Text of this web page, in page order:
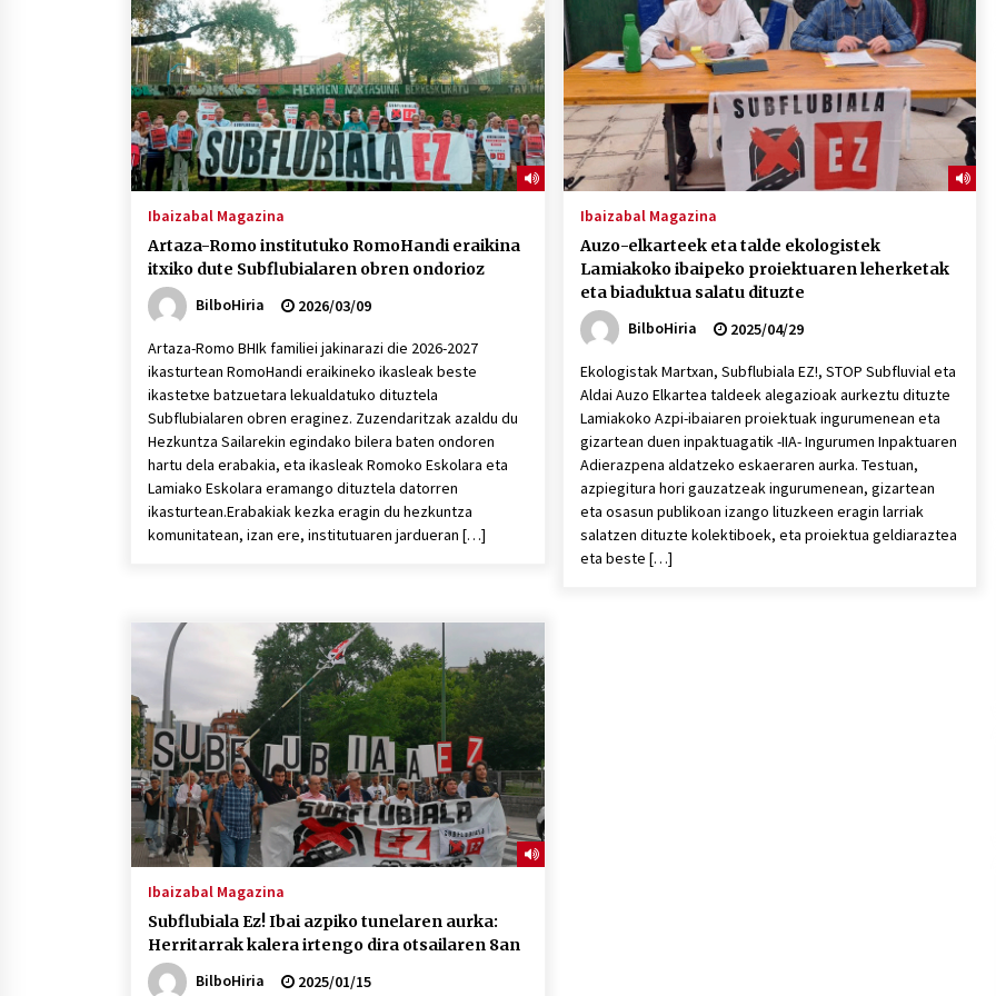
protagonista
2026/07/16
POTTO: San Pedro jaietako bertso-
saioa
2026/07/09
Larunbatean Plentziako Itsas
Martxa ospatuko da
2026/07/07
Auritz Iñurrietaren margoak
ikusgai Uribitarte40 aretoan
SOINUGELA: Paul McCartney eta
Ringo Starr-en lan berriak
Ibaizabal Magazina
Artaza-Romo institutuko RomoHandi eraikina
itxiko dute Subflubialaren obren ondorioz
BilboHiria
2026/03/09
Artaza-Romo BHIk familiei jakinarazi die 2026-2027
ikasturtean RomoHandi eraikineko ikasleak beste
ikastetxe batzuetara lekualdatuko dituztela
Subflubialaren obren eraginez. Zuzendaritzak azaldu du
Hezkuntza Sailarekin egindako bilera baten ondoren
hartu dela erabakia, eta ikasleak Romoko Eskolara eta
Lamiako Eskolara eramango dituztela datorren
ikasturtean.Erabakiak kezka eragin du hezkuntza
komunitatean, izan ere, institutuaren jardueran […]
Ibaizabal Magazina
Auzo-elkarteek eta talde ekologistek
Lamiakoko ibaipeko proiektuaren leherketak
eta biaduktua salatu dituzte
BilboHiria
2025/04/29
Ekologistak Martxan, Subflubiala EZ!, STOP Subfluvial eta
Aldai Auzo Elkartea taldeek alegazioak aurkeztu dituzte
Lamiakoko Azpi-ibaiaren proiektuak ingurumenean eta
gizartean duen inpaktuagatik -IIA- Ingurumen Inpaktuaren
Adierazpena aldatzeko eskaeraren aurka. Testuan,
azpiegitura hori gauzatzeak ingurumenean, gizartean
eta osasun publikoan izango lituzkeen eragin larriak
salatzen dituzte kolektiboek, eta proiektua geldiaraztea
eta beste […]
Ibaizabal Magazina
Subflubiala Ez! Ibai azpiko tunelaren aurka:
Herritarrak kalera irtengo dira otsailaren 8an
BilboHiria
2025/01/15